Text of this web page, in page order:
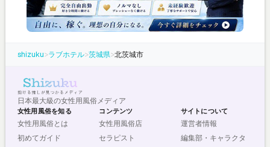
shizuku>ラブホテル>茨城県>北茨城市
日本最大級の女性用風俗メディア
女性用風俗を知る
女性用風俗とは
初めてガイド
コンテンツ
女性用風俗店
セラピスト
サイトについて
運営者情報
編集部・キャラクタ